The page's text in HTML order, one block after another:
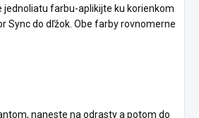
jednoliatu farbu-aplikijte ku korienkom
Sync do dľžok. Obe farby rovnomerne
naneste na odrasty a potom do